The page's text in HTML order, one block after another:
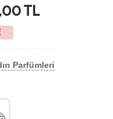
TL
Parfümleri